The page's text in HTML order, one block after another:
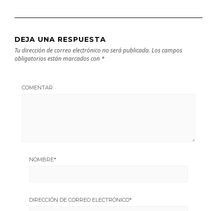
DEJA UNA RESPUESTA
Tu dirección de correo electrónico no será publicada. Los campos
obligatorios están marcados con *
COMENTAR
NOMBRE*
DIRECCIÓN DE CORREO ELECTRÓNICO*